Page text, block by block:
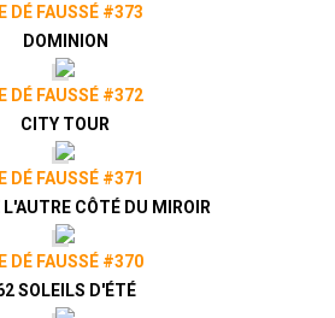
DÉ FAUSSÉ #373
DOMINION
DÉ FAUSSÉ #372
CITY TOUR
DÉ FAUSSÉ #371
L'AUTRE CÔTÉ DU MIROIR
DÉ FAUSSÉ #370
SOLEILS D'ÉTÉ